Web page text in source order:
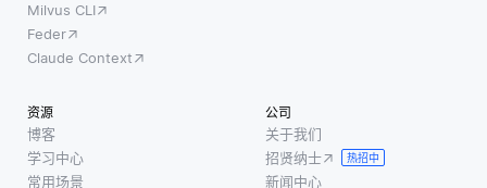
备份服务
器或数据
中心。这
域，以
创建更
加直观
和人性
或卷积
Milvus CLI
Feder
Claude Context
资源
博客
学习中心
常用场景
公司
关于我们
招贤纳士
热招中
新闻中心